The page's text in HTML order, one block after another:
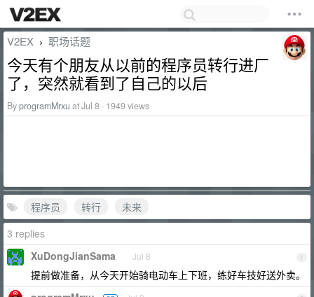
V2EX › 职场话题
今天有个朋友从以前的程序员转行进厂
了，突然就看到了自己的以后
ByprogramMrxu at Jul 8 · 1949 views
程序员 转行
未来
3 replies
1
XuDongJianSama Jul 8
提前做准备，从今天开始骑电动车上下班，练好车技好送外卖。